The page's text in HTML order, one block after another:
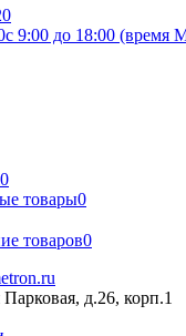
с 9:00 до 18:00 (время
0
товары0
товаров0
д.26, корп.1